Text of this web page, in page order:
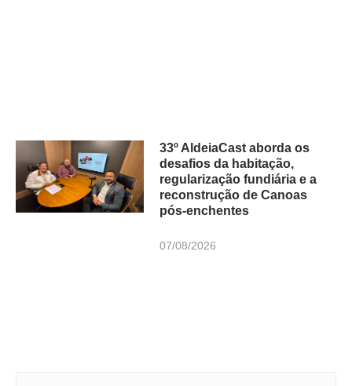
33º AldeiaCast aborda os
desafios da habitação,
regularização fundiária e a
reconstrução de Canoas
pós-enchentes
07/08/2026